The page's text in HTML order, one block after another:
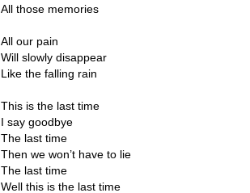
All those memories
All our pain
Will slowly disappear
Like the falling rain
This is the last time
I say goodbye
The last time
Then we won’t have to lie
The last time
Well this is the last time